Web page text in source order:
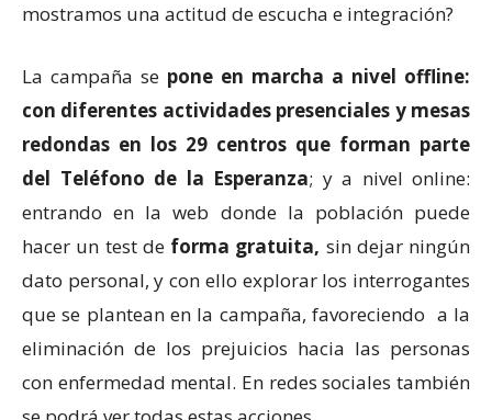
mostramos una actitud de escucha e integración?
La campaña se pone en marcha a nivel offline:
con diferentes actividades presenciales y mesas
redondas en los 29 centros que forman parte
del Teléfono de la Esperanza; y a nivel online:
entrando en la web donde la población puede
hacer un test de forma gratuita, sin dejar ningún
dato personal, y con ello explorar los interrogantes
que se plantean en la campaña, favoreciendo a la
eliminación de los prejuicios hacia las personas
con enfermedad mental. En redes sociales también